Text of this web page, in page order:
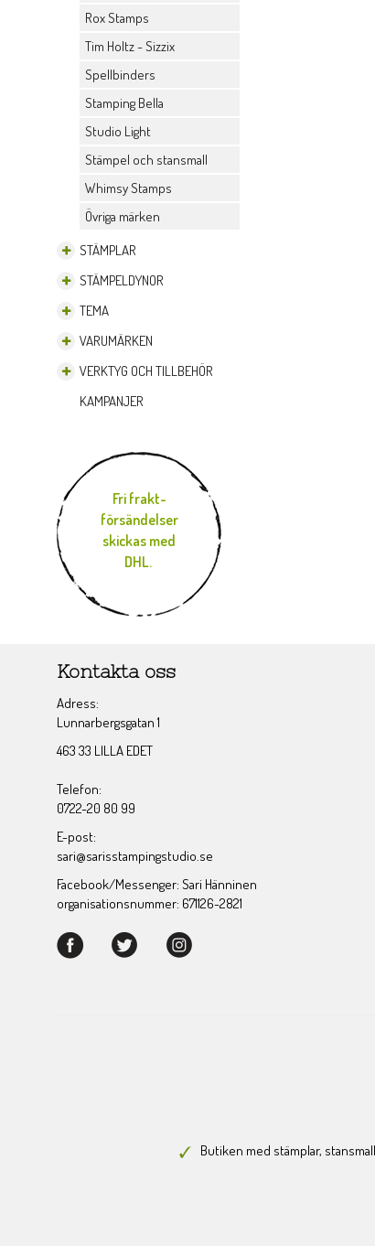
Rox Stamps
Tim Holtz - Sizzix
Spellbinders
Stamping Bella
Studio Light
Stämpel och stansmall
Whimsy Stamps
Övriga märken
STÄMPLAR
STÄMPELDYNOR
TEMA
VARUMÄRKEN
VERKTYG OCH TILLBEHÖR
KAMPANJER
Fri frakt-
försändelser
skickas med
DHL.
Kontakta oss
Adress:
Lunnarbergsgatan 1
463 33 LILLA EDET
Telefon:
0722-20 80 99
E-post:
sari@sarisstampingstudio.se
Facebook/Messenger: Sari Hänninen
organisationsnummer: 671126-2821
Butiken med stämplar,